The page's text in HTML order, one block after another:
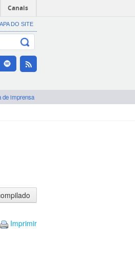
Canais
DO SITE
de imprensa
Imprimir